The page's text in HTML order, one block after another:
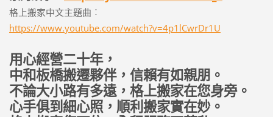
格上搬家中文主題曲︰
https://www.youtube.com/watch?v=4p1lCwrDr1U
用心經營二十年，
中和板橋搬遷夥伴，信賴有如親朋。
不論大小路有多遠，格上搬家在您身旁。
心手俱到細心照，順利搬家實在妙。